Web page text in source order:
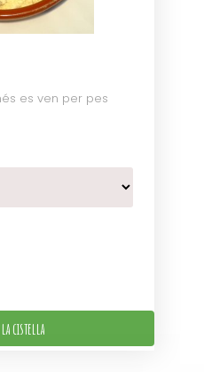
es ven per pes
cistella